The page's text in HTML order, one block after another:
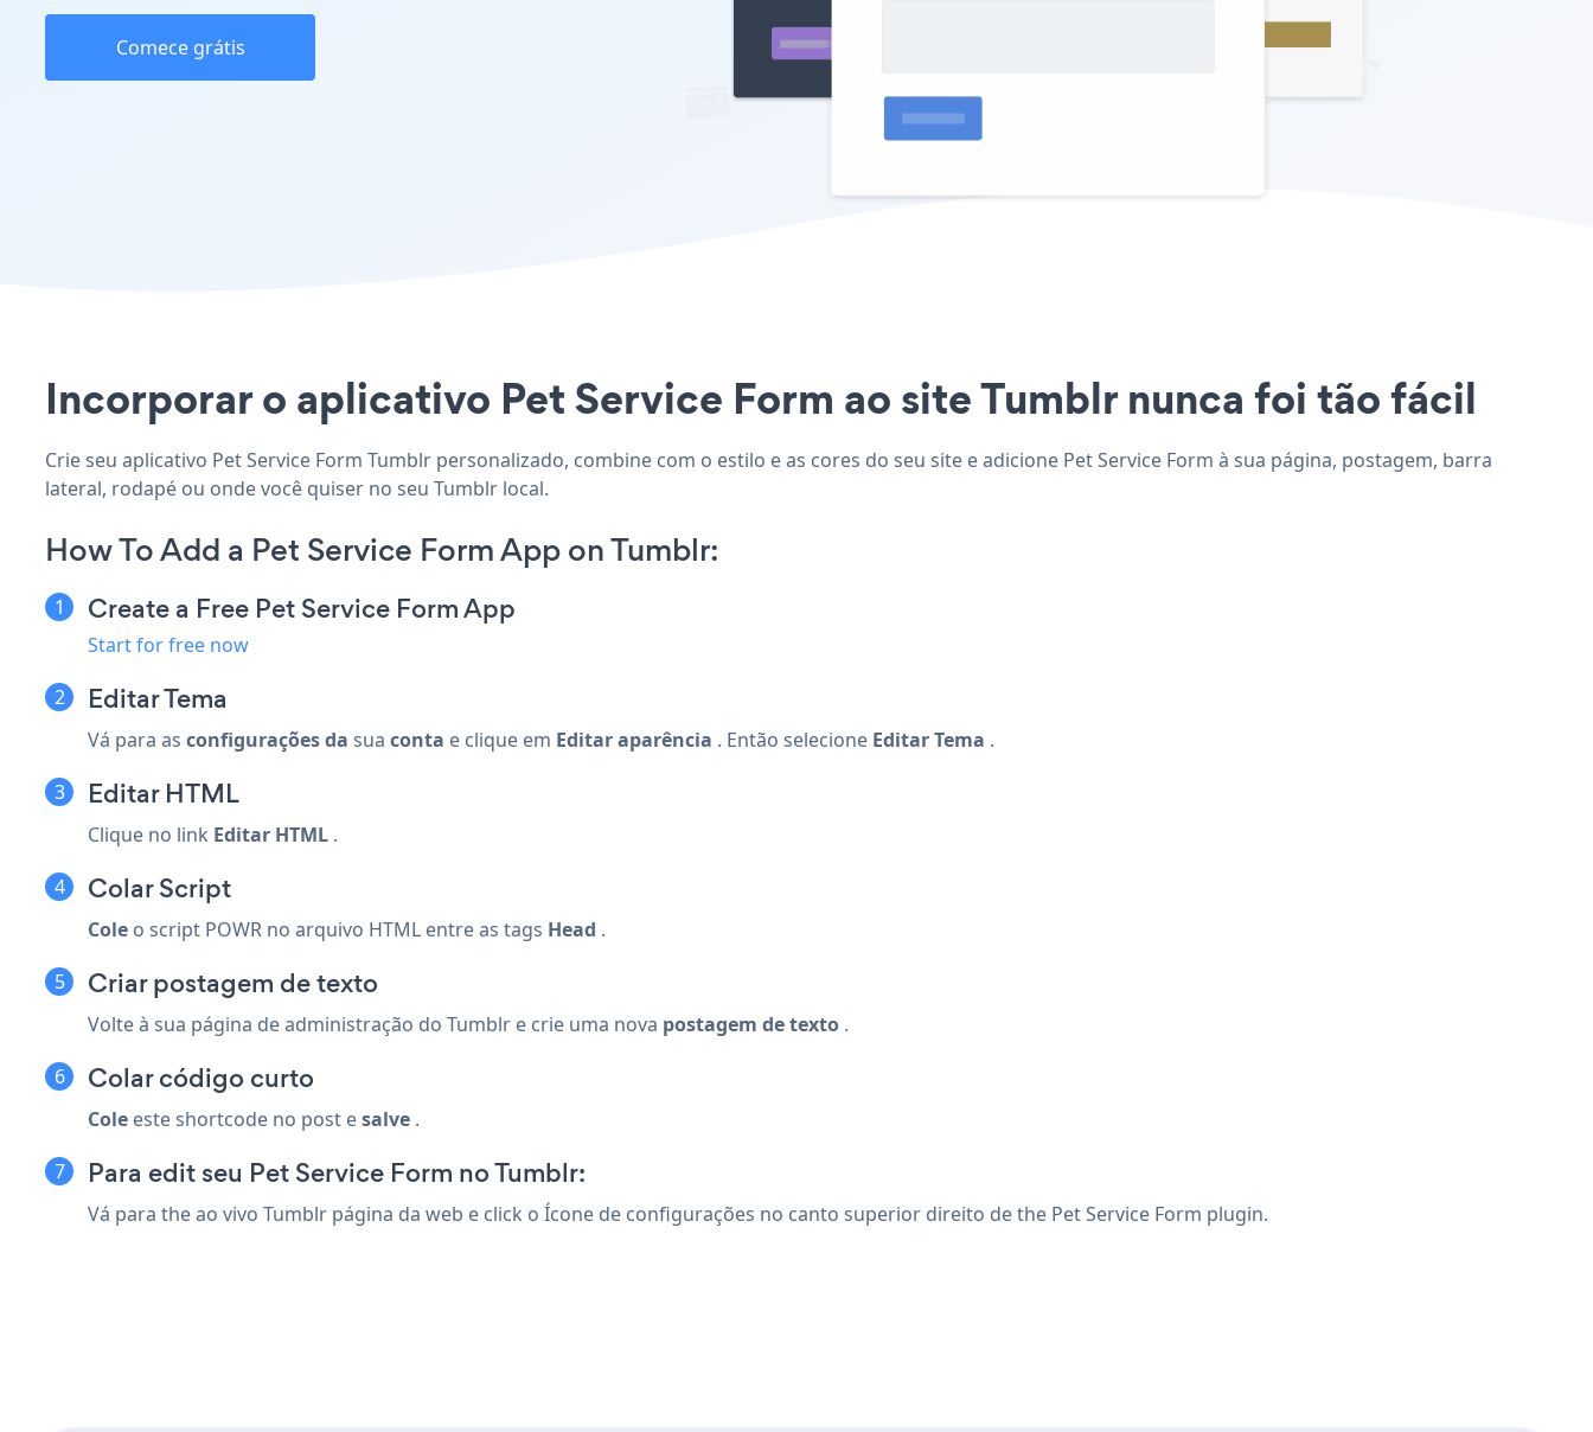
Comece grátis
Incorporar o aplicativo Pet Service Form ao site Tumblr nunca foi tão fácil
Crie seu aplicativo Pet Service Form Tumblr personalizado, combine com o estilo e as cores do seu site e adicione Pet Service Form à sua página, postagem, barra
lateral, rodapé ou onde você quiser no seu Tumblr local.
How To Add a Pet Service Form App on Tumblr:
Create a Free Pet Service Form App
Start for free now
Editar Tema
Vá para as configurações da sua conta e clique em Editar aparência . Então selecione Editar Tema .
Editar HTML
Clique no link Editar HTML .
Colar Script
Cole o script POWR no arquivo HTML entre as tags Head .
Criar postagem de texto
Volte à sua página de administração do Tumblr e crie uma nova postagem de texto .
Colar código curto
Cole este shortcode no post esalve .
Para edit seu Pet Service Form no Tumblr:
Vá para the ao vivo Tumblr página da web e click o Ícone de configurações no canto superior direito de the Pet Service Form plugin.